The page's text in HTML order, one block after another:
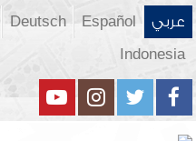
عربي Español
Deutsch
Indonesia